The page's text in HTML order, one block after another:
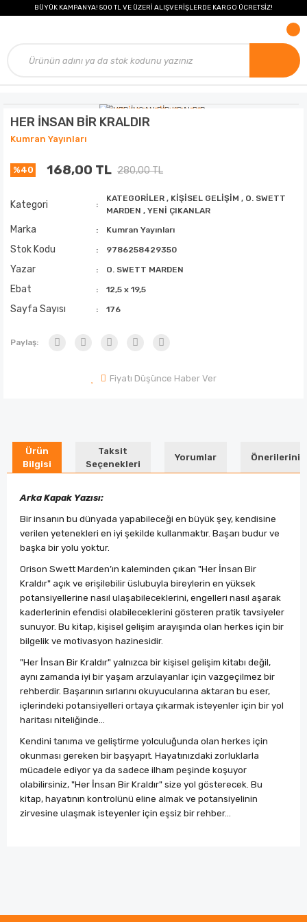
BÜYÜK KAMPANYA! 500 TL VE ÜZERİ ALIŞVERİŞLERDE KARGO ÜCRETSİZ!
HER İNSAN BİR KRALDIR
Kumran Yayınları
%40 168,00 TL 280,00 TL
Kategori
KATEGORİLER , KİŞİSEL GELİŞİM , O. SWETT
MARDEN ,YENİ ÇIKANLAR
Marka Kumran Yayınları
Stok Kodu 9786258429350
Yazar O. SWETT MARDEN
Ebat 12,5 x 19,5
Sayfa Sayısı 176
Paylaş:
Fiyatı Düşünce Haber Ver
Ürün
Bilgisi
Taksit
Seçenekleri
Yorumlar Önerileriniz
Arka Kapak Yazısı:
Bir insanın bu dünyada yapabileceği en büyük şey, kendisine
verilen yetenekleri en iyi şekilde kullanmaktır. Başarı budur ve
başka bir yolu yoktur.
Orison Swett Marden’ın kaleminden çıkan "Her İnsan Bir
Kraldır" açık ve erişilebilir üslubuyla bireylerin en yüksek
potansiyellerine nasıl ulaşabileceklerini, engelleri nasıl aşarak
kaderlerinin efendisi olabileceklerini gösteren pratik tavsiyeler
sunuyor. Bu kitap, kişisel gelişim arayışında olan herkes için bir
bilgelik ve motivasyon hazinesidir.
"Her İnsan Bir Kraldır" yalnızca bir kişisel gelişim kitabı değil,
aynı zamanda iyi bir yaşam arzulayanlar için vazgeçilmez bir
rehberdir. Başarının sırlarını okuyucularına aktaran bu eser,
içlerindeki potansiyelleri ortaya çıkarmak isteyenler için bir yol
haritası niteliğinde…
Kendini tanıma ve geliştirme yolculuğunda olan herkes için
okunması gereken bir başyapıt. Hayatınızdaki zorluklarla
mücadele ediyor ya da sadece ilham peşinde koşuyor
olabilirsiniz, "Her İnsan Bir Kraldır" size yol gösterecek. Bu
kitap, hayatının kontrolünü eline almak ve potansiyelinin
zirvesine ulaşmak isteyenler için eşsiz bir rehber...